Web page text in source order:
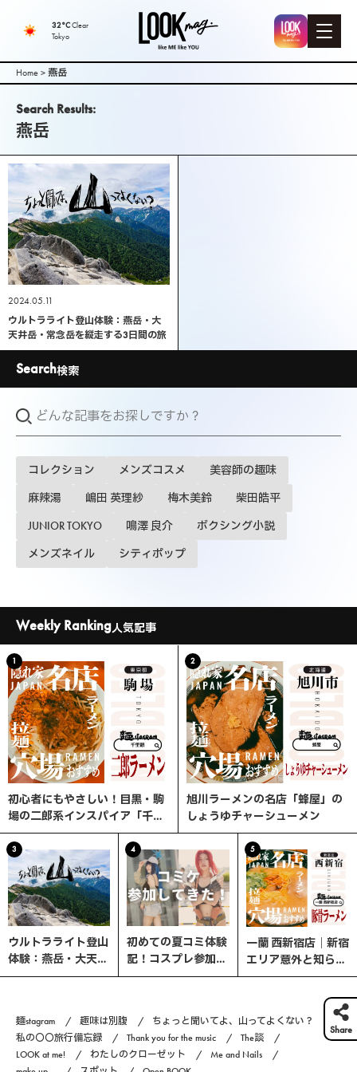
LOOK mag. |
PEEK-A-BOO
Web
Magazine（
ピークアブ
ーウェブマ
ガジン ）
32°CClear
Tokyo
Home > 燕岳
Search Results:
燕岳
2024.05.11
ウルトラライト登山体験：燕岳・大
天井岳・常念岳を縦走する3日間の旅
Search検索
コレクション メンズコスメ 美容師の趣味
麻辣湯 嶋田 英理紗 梅木美鈴 柴田皓平
JUNIOR TOKYO 鳴澤 良介 ボクシング小説
メンズネイル シティポップ
Weekly Ranking人気記事
1
初心者にもやさしい！目黒・駒
場の二郎系インスパイア「千里
眼」へ行ってみた
2
旭川ラーメンの名店「蜂屋」の
しょうゆチャーシューメン
3
ウルトラライト登山
体験：燕岳・大天井
岳・常念岳を縦走す
4
初めての夏コミ体験
記！コスプレ参加の
流れと熱中症対策ま
5
一蘭 西新宿店｜新宿
エリア意外と知らな
い、ここが穴場！
麺stagram 趣味は別腹
ちょっと聞いてよ、山ってよくない？
私の〇〇旅行備忘録
Thank you for the music
The談
LOOK at me!
わたしのクローゼット
Me and Nails
Share